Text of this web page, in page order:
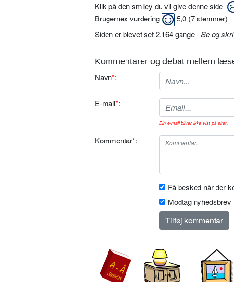
Klik på den smiley du vil give denne side
Brugernes vurdering
5,0 (7stemmer)
Siden er blevet set 2.164 gange -Se og
Kommentarer og debat mellem
Navn*:
E-mail*:
Din e-mail bliver ikke vist på sitet.
Kommentar*:
Få besked når der
Modtag nyhedsbrev